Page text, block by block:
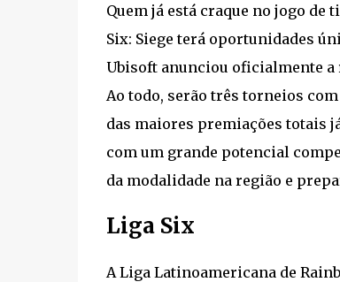
Quem já está craque no jogo de
Six: Siege terá oportunidades
Ubisoft anunciou oficialmente a
Ao todo, serão três torneios
das maiores premiações totais
com um grande potencial
da modalidade na região e
Liga Six
A Liga Latinoamericana de